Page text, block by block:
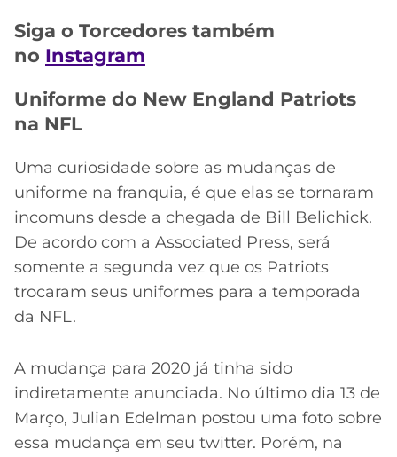
Siga o Torcedores também
no Instagram
Uniforme do New England Patriots
na NFL
Uma curiosidade sobre as mudanças de
uniforme na franquia, é que elas se tornaram
incomuns desde a chegada de Bill Belichick.
De acordo com a Associated Press, será
somente a segunda vez que os Patriots
trocaram seus uniformes para a temporada
da NFL.
A mudança para 2020 já tinha sido
indiretamente anunciada. No último dia 13 de
Março, Julian Edelman postou uma foto sobre
essa mudança em seu twitter. Porém, na